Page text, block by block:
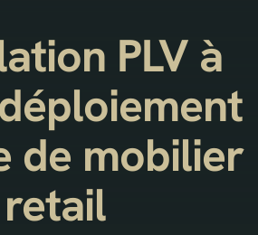
PLV à
déploiement
de mobilier
retail